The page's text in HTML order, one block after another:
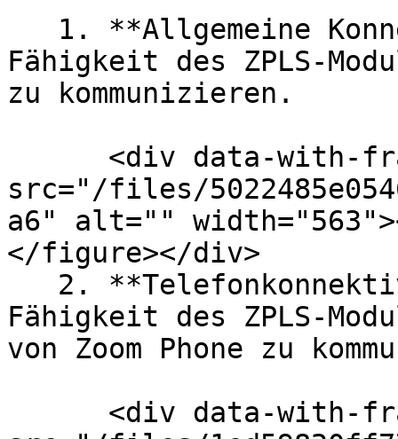
Fähigkeit des ZPLS-
zu kommunizieren.
src="/files/
a6" alt=""
</figure></div>
Fähigkeit des ZPLS-
von Zoom Phone zu